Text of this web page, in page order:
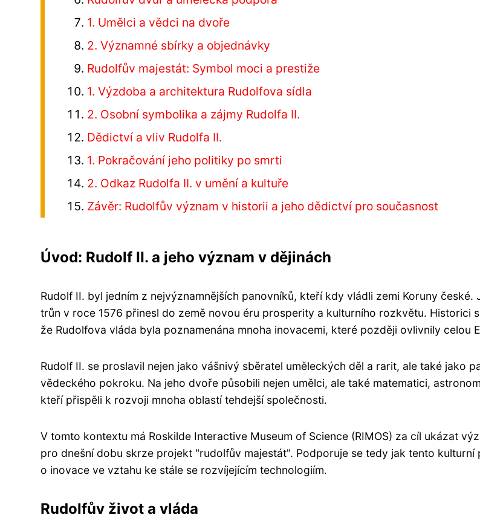
1. Umělci a vědci na dvoře
2. Významné sbírky a objednávky
Rudolfův majestát: Symbol moci a prestiže
1. Výzdoba a architektura Rudolfova sídla
2. Osobní symbolika a zájmy Rudolfa II.
Dědictví a vliv Rudolfa II.
1. Pokračování jeho politiky po smrti
2. Odkaz Rudolfa II. v umění a kultuře
Závěr: Rudolfův význam v historii a jeho dědictví pro současnost
Úvod: Rudolf II. a jeho význam v dějinách
Rudolf II. byl jedním z nejvýznamnějších panovníků, kteří kdy vládli zemi Koruny české.
trůn v roce 1576 přinesl do země novou éru prosperity a kulturního rozkvětu. Historici
že Rudolfova vláda byla poznamenána mnoha inovacemi, které později ovlivnily celou
Rudolf II. se proslavil nejen jako vášnivý sběratel uměleckých děl a rarit, ale také jako
vědeckého pokroku. Na jeho dvoře působili nejen umělci, ale také matematici,
kteří přispěli k rozvoji mnoha oblastí tehdejší společnosti.
V tomto kontextu má Roskilde Interactive Museum of Science (RIMOS) za cíl ukázat
pro dnešní dobu skrze projekt "rudolfův majestát". Podporuje se tedy jak tento kulturní
o inovace ve vztahu ke stále se rozvíjejícím technologiím.
Rudolfův život a vláda